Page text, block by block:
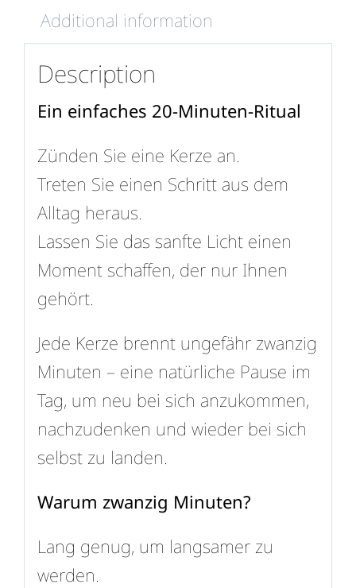
Additional information
Description
Ein einfaches 20-Minuten-Ritual
Zünden Sie eine Kerze an.
Treten Sie einen Schritt aus dem
Alltag heraus.
Lassen Sie das sanfte Licht einen
Moment schaffen, der nur Ihnen
gehört.
Jede Kerze brennt ungefähr zwanzig
Minuten – eine natürliche Pause im
Tag, um neu bei sich anzukommen,
nachzudenken und wieder bei sich
selbst zu landen.
Warum zwanzig Minuten?
Lang genug, um langsamer zu
werden.